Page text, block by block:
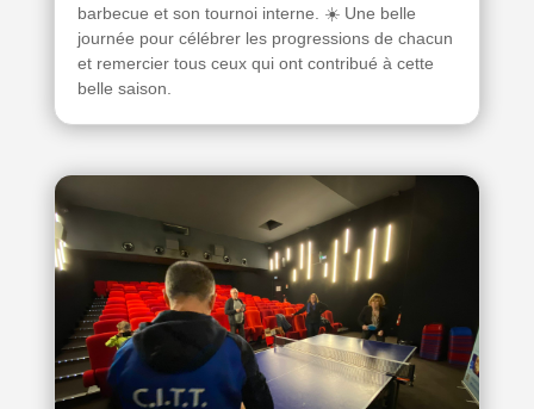
barbecue et son tournoi interne. ☀️ Une belle
journée pour célébrer les progressions de chacun
et remercier tous ceux qui ont contribué à cette
belle saison.